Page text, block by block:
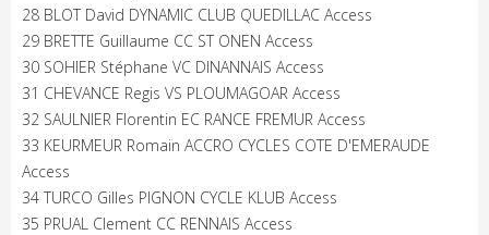
28 BLOT David DYNAMIC CLUB QUEDILLAC Access
29 BRETTE Guillaume CC ST ONEN Access
30 SOHIER Stéphane VC DINANNAIS Access
31 CHEVANCE Regis VS PLOUMAGOAR Access
32 SAULNIER Florentin EC RANCE FREMUR Access
33 KEURMEUR Romain ACCRO CYCLES COTE D'EMERAUDE
Access
34 TURCO Gilles PIGNON CYCLE KLUB Access
35 PRUAL Clement CC RENNAIS Access